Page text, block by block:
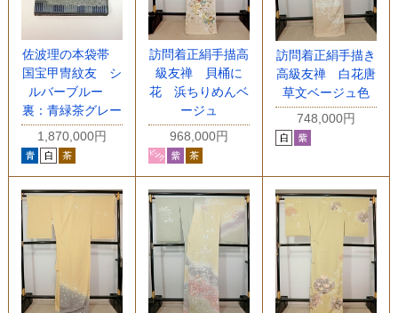
佐波理の本袋帯
国宝甲冑紋友 シ
ルバーブルー
裏：青緑茶グレー
1,870,000円
訪問着正絹手描高
級友禅 貝桶に
花 浜ちりめんベ
ージュ
968,000円
訪問着正絹手描き
高級友禅 白花唐
草文ベージュ色
748,000円